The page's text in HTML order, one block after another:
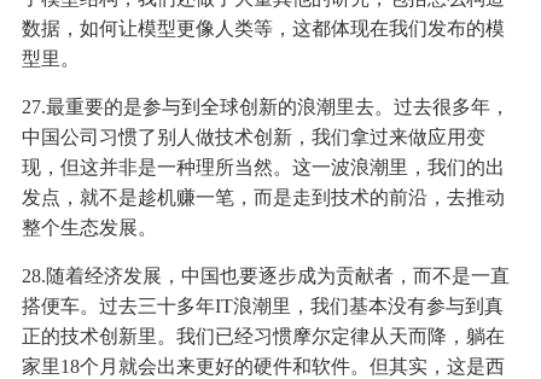
数据，如何让模型更像人类等，这都体现在我们发布的模
型里。
27.最重要的是参与到全球创新的浪潮里去。过去很多年，
中国公司习惯了别人做技术创新，我们拿过来做应用变
现，但这并非是一种理所当然。这一波浪潮里，我们的出
发点，就不是趁机赚一笔，而是走到技术的前沿，去推动
整个生态发展。
28.随着经济发展，中国也要逐步成为贡献者，而不是一直
搭便车。过去三十多年IT浪潮里，我们基本没有参与到真
正的技术创新里。我们已经习惯摩尔定律从天而降，躺在
家里18个月就会出来更好的硬件和软件。但其实，这是西